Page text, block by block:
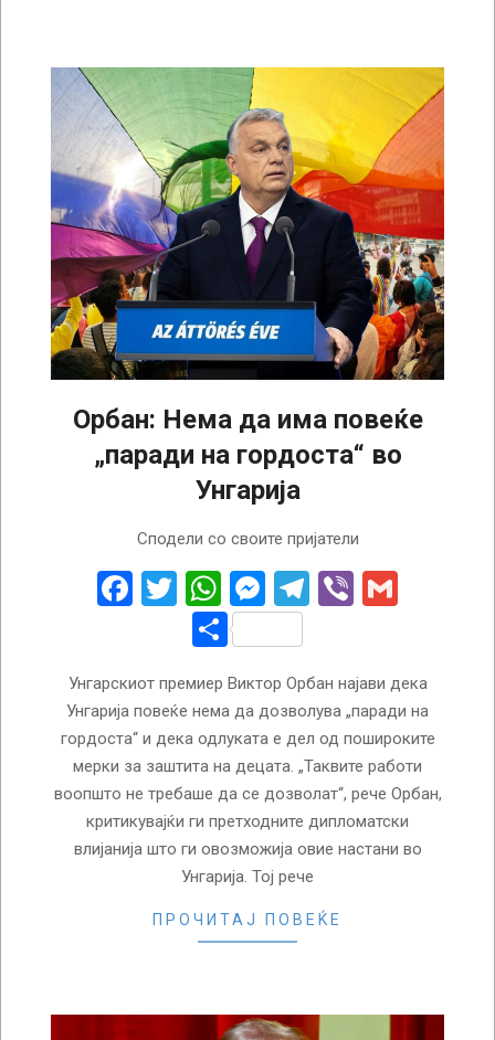
Орбан: Нема да има повеќе
„паради на гордоста“ во
Унгарија
Сподели со своите пријатели
Facebook
TwitterWhatsApp
Messenger
Telegram
Viber
Share
Унгарскиот премиер Виктор Орбан најави дека
Унгарија повеќе нема да дозволува „паради на
гордоста“ и дека одлуката е дел од пошироките
мерки за заштита на децата. „Таквите работи
воопшто не требаше да се дозволат“, рече Орбан,
критикувајќи ги претходните дипломатски
влијанија што ги овозможија овие настани во
Унгарија. Тој рече
ПРОЧИТАЈ ПОВЕЌЕ